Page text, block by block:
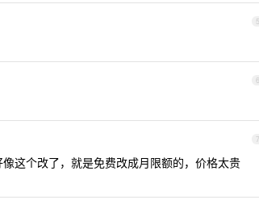
5
6
7
这个改了，就是免费改成月限额的，价格太贵